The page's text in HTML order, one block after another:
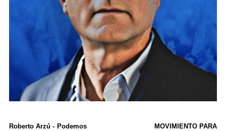
Roberto Arzú - Podemos MOVIMIENTO PARA